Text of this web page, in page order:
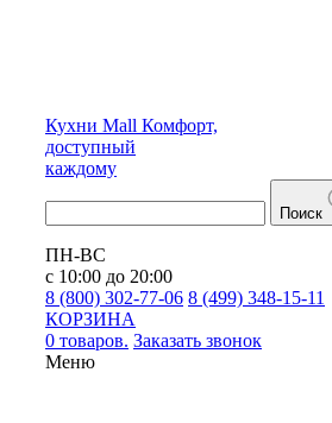
Кухни Mall Комфорт,
доступный
каждому
Поиск
ПН-ВС
с 10:00 до 20:00
8 (800) 302-77-06 8 (499) 348-15-11
КОРЗИНА
0 товаров. Заказать звонок
Меню